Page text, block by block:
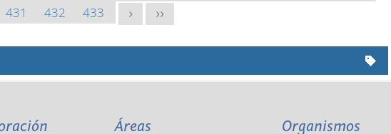
431
432 433 > >>
Áreas Organismos